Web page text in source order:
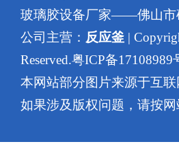
玻璃胶设备厂家——佛山
公司主营： 反应釜 |
Reserved.粤ICP备17108989
本网站部分图片来源于互联
如果涉及版权问题，请按